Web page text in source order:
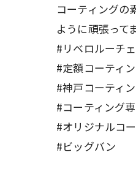
コーティングの
ように頑張って
#リベロルーチェ
#定額コーティ
#神戸コーティ
#コーティング
#オリジナルコ
#ビッグバン